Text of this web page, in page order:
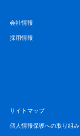
会社情報
採用情報
サイトマップ
個人情報保護への取り組み